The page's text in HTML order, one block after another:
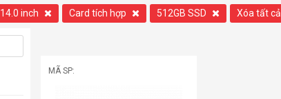
14.0 inch Card tích hợp 512GB SSD Xóa tất cả
MÃ SP: